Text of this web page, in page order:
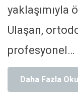
yaklaşımıyla
Ulaşan,
profesyonel…
Daha Fazla